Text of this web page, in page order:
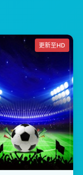
更新至HD